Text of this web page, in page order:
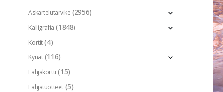
Askartelutarvike (2956)
Kalligrafia (1848)
Kortit (4)
Kynät (116)
Lahjakortti (15)
Lahjatuotteet (5)